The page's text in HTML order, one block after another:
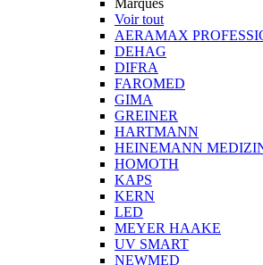
Marques
Voir tout
AERAMAX
DEHAG
DIFRA
FAROMED
GIMA
GREINER
HARTMANN
HEINEMANN
HOMOTH
KAPS
KERN
LED
MEYER HAAKE
UV SMART
NEWMED